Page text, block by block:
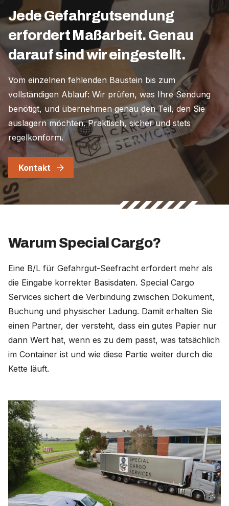
Jede Gefahrgutsendung
erfordert Maßarbeit. Genau
darauf sind wir eingestellt.
Vom einzelnen fehlenden Baustein bis zum
vollständigen Ablauf: Wir prüfen, was Ihre Sendung
benötigt, und übernehmen genau den Teil, den Sie
auslagern möchten. Praktisch, sicher und stets
regelkonform.
Kontakt
Warum Special Cargo?
Eine B/L für Gefahrgut-Seefracht erfordert mehr als
die Eingabe korrekter Basisdaten. Special Cargo
Services sichert die Verbindung zwischen Dokument,
Buchung und physischer Ladung. Damit erhalten Sie
einen Partner, der versteht, dass ein gutes Papier nur
dann Wert hat, wenn es zu dem passt, was tatsächlich
im Container ist und wie diese Partie weiter durch die
Kette läuft.